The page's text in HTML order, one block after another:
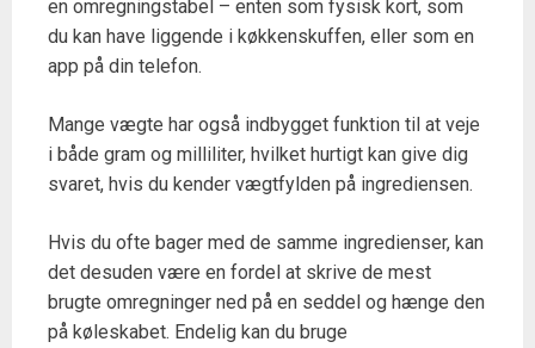
en omregningstabel – enten som fysisk kort, som
du kan have liggende i køkkenskuffen, eller som en
app på din telefon.
Mange vægte har også indbygget funktion til at veje
i både gram og milliliter, hvilket hurtigt kan give dig
svaret, hvis du kender vægtfylden på ingrediensen.
Hvis du ofte bager med de samme ingredienser, kan
det desuden være en fordel at skrive de mest
brugte omregninger ned på en seddel og hænge den
på køleskabet. Endelig kan du bruge